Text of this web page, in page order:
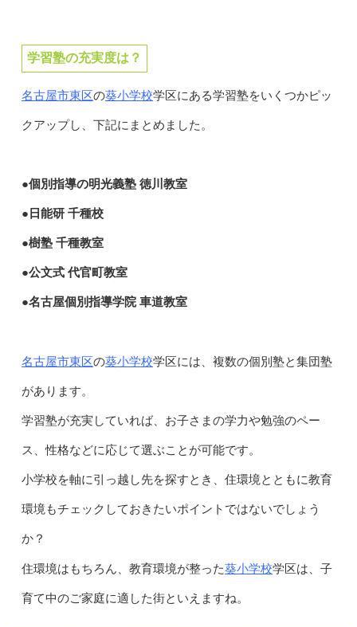
学習塾の充実度は？
名古屋市東区の葵小学校学区にある学習塾をいくつかピッ
クアップし、下記にまとめました。
●個別指導の明光義塾 徳川教室
●日能研 千種校
●樹塾 千種教室
●公文式 代官町教室
●名古屋個別指導学院 車道教室
名古屋市東区の葵小学校学区には、複数の個別塾と集団塾
があります。
学習塾が充実していれば、お子さまの学力や勉強のペー
ス、性格などに応じて選ぶことが可能です。
小学校を軸に引っ越し先を探すとき、住環境とともに教育
環境もチェックしておきたいポイントではないでしょう
か？
住環境はもちろん、教育環境が整った葵小学校学区は、子
育て中のご家庭に適した街といえますね。